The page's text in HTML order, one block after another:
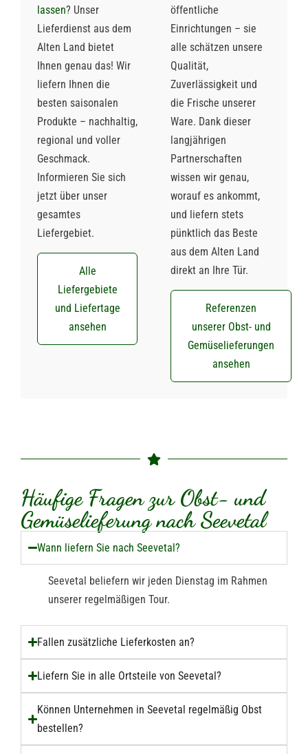
lassen? Unser
Lieferdienst aus dem
Alten Land bietet
Ihnen genau das! Wir
liefern Ihnen die
besten saisonalen
Produkte – nachhaltig,
regional und voller
Geschmack.
Informieren Sie sich
jetzt über unser
gesamtes
Liefergebiet.
Alle
Liefergebiete
und Liefertage
ansehen
öffentliche
Einrichtungen – sie
alle schätzen unsere
Qualität,
Zuverlässigkeit und
die Frische unserer
Ware. Dank dieser
langjährigen
Partnerschaften
wissen wir genau,
worauf es ankommt,
und liefern stets
pünktlich das Beste
aus dem Alten Land
direkt an Ihre Tür.
Referenzen
unserer Obst- und
Gemüselieferungen
ansehen
Häufige Fragen zur Obst- und
Gemüselieferung nach Seevetal
Wann liefern Sie nach Seevetal?
Seevetal beliefern wir jeden Dienstag im Rahmen
unserer regelmäßigen Tour.
Fallen zusätzliche Lieferkosten an?
Liefern Sie in alle Ortsteile von Seevetal?
Können Unternehmen in Seevetal regelmäßig Obst
bestellen?